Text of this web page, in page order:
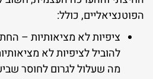
הפוטנציאליים, כולל:
ציפיות לא מציאותיות –
להוביל לציפיות לא
מה שעלול לגרום לחוסר